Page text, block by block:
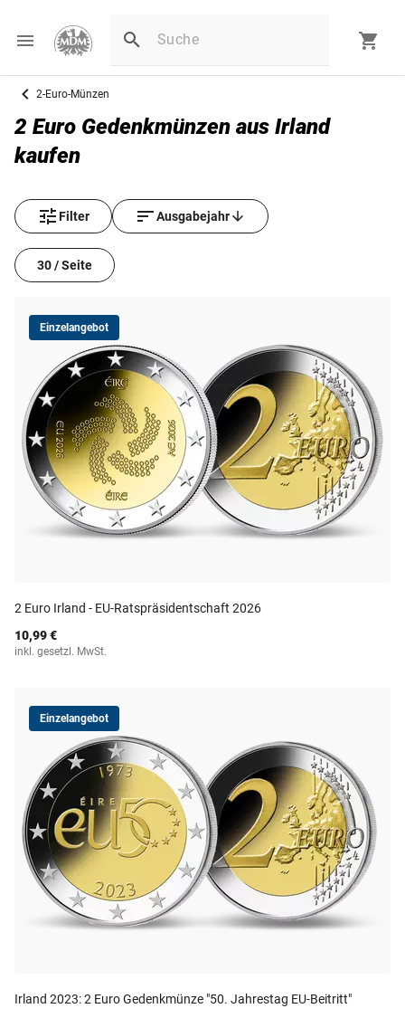
2-Euro-Münzen
2 Euro Gedenkmünzen aus Irland
kaufen
Filter Ausgabejahr
30 / Seite
Einzelangebot
2 Euro Irland - EU-Ratspräsidentschaft 2026
10,99 €
inkl. gesetzl. MwSt.
Einzelangebot
Irland 2023: 2 Euro Gedenkmünze "50. Jahrestag EU-Beitritt"